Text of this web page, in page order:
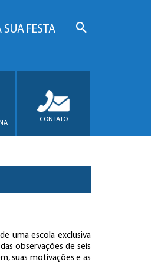
SUA FESTA
CONTATO
uma escola exclusiva
observações de seis
suas motivações e as